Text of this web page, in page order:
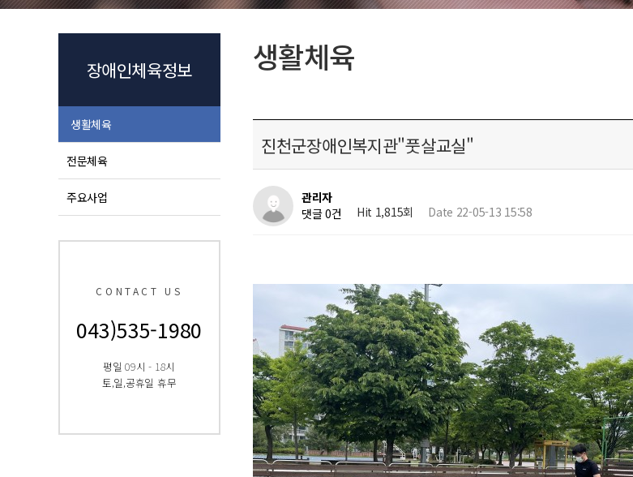
장애인체육정보
생활체육
전문체육
주요사업
CONTACT US
043)535-1980
평일 09시 - 18시
토,일,공휴일 휴무
생활체육
진천군장애인복지관"풋살교실"
관리자
댓글 0건
Hit 1,815회 Date 22-05-13 15:58